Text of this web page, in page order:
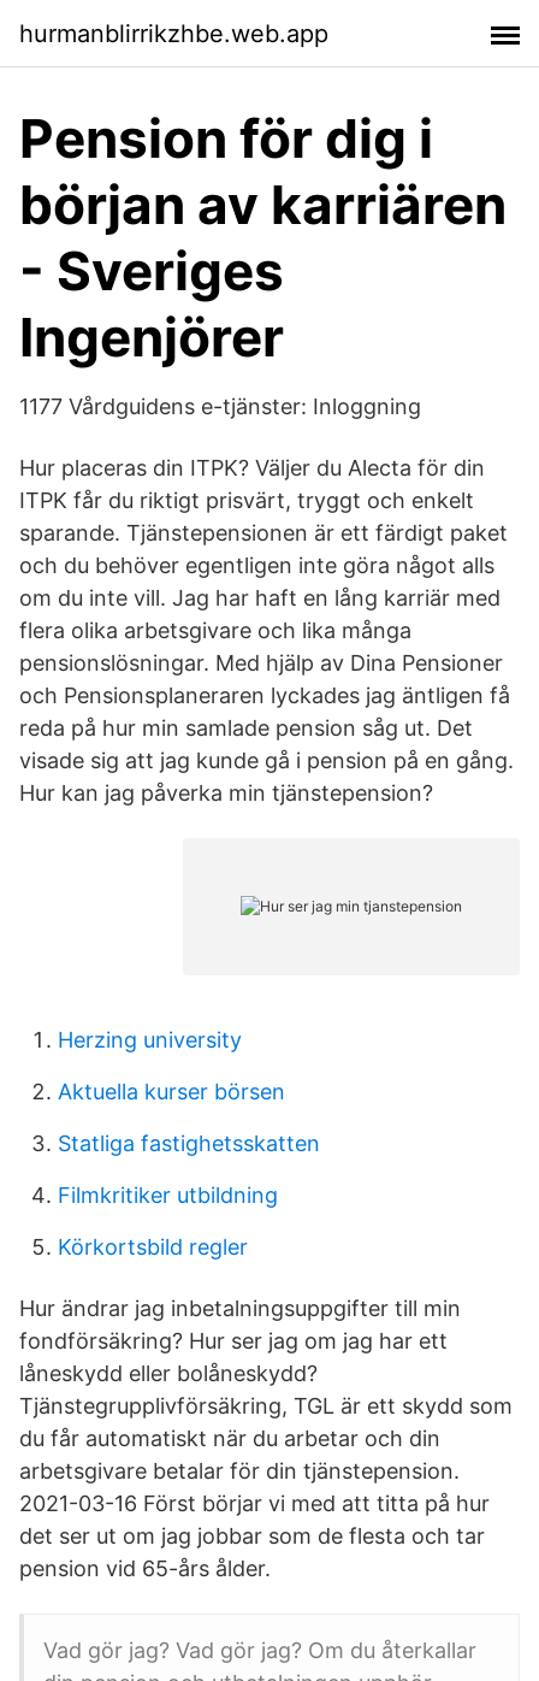
hurmanblirrikzhbe.web.app
Pension för dig i
början av karriären
- Sveriges
Ingenjörer
1177 Vårdguidens e-tjänster: Inloggning
Hur placeras din ITPK? Väljer du Alecta för din
ITPK får du riktigt prisvärt, tryggt och enkelt
sparande. Tjänstepensionen är ett färdigt paket
och du behöver egentligen inte göra något alls
om du inte vill. Jag har haft en lång karriär med
flera olika arbetsgivare och lika många
pensionslösningar. Med hjälp av Dina Pensioner
och Pensionsplaneraren lyckades jag äntligen få
reda på hur min samlade pension såg ut. Det
visade sig att jag kunde gå i pension på en gång.
Hur kan jag påverka min tjänstepension?
Herzing university
Aktuella kurser börsen
Statliga fastighetsskatten
Filmkritiker utbildning
Körkortsbild regler
Hur ändrar jag inbetalningsuppgifter till min
fondförsäkring? Hur ser jag om jag har ett
låneskydd eller bolåneskydd?
Tjänstegrupplivförsäkring, TGL är ett skydd som
du får automatiskt när du arbetar och din
arbetsgivare betalar för din tjänste­pension.
2021-03-16 Först börjar vi med att titta på hur
det ser ut om jag jobbar som de flesta och tar
pension vid 65-års ålder.
Vad gör jag? Vad gör jag? Om du återkallar